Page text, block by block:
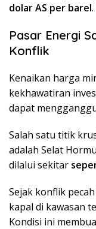
dolar AS per barel.
Pasar Energi
Konflik
Kenaikan harga
kekhawatiran
dapat
Salah satu titik
adalah Selat
dilalui sekitar
Sejak konflik
kapal di kawasan
Kondisi ini